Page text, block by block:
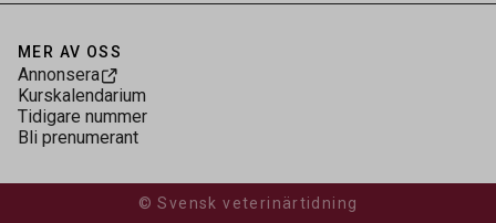
MER AV OSS
Annonsera
Kurskalendarium
Tidigare nummer
Bli prenumerant
© Svensk veterinärtidning